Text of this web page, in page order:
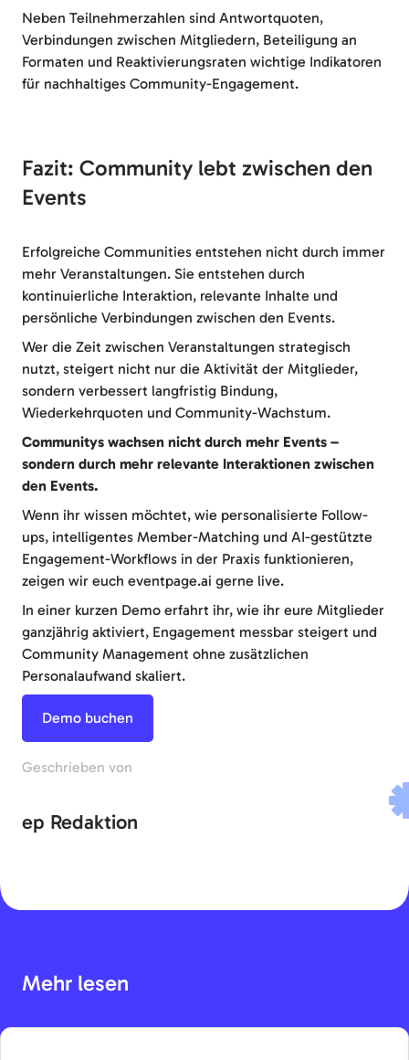
Neben Teilnehmerzahlen sind Antwortquoten,
Verbindungen zwischen Mitgliedern, Beteiligung an
Formaten und Reaktivierungsraten wichtige Indikatoren
für nachhaltiges Community-Engagement.
Fazit: Community lebt zwischen den
Events
Erfolgreiche Communities entstehen nicht durch immer
mehr Veranstaltungen. Sie entstehen durch
kontinuierliche Interaktion, relevante Inhalte und
persönliche Verbindungen zwischen den Events.
Wer die Zeit zwischen Veranstaltungen strategisch
nutzt, steigert nicht nur die Aktivität der Mitglieder,
sondern verbessert langfristig Bindung,
Wiederkehrquoten und Community-Wachstum.
Communitys wachsen nicht durch mehr Events –
sondern durch mehr relevante Interaktionen zwischen
den Events.
Wenn ihr wissen möchtet, wie personalisierte Follow-
ups, intelligentes Member-Matching und AI-gestützte
Engagement-Workflows in der Praxis funktionieren,
zeigen wir euch eventpage.ai gerne live.
In einer kurzen Demo erfahrt ihr, wie ihr eure Mitglieder
ganzjährig aktiviert, Engagement messbar steigert und
Community Management ohne zusätzlichen
Personalaufwand skaliert.
Demo buchen
Geschrieben von
ep Redaktion
Mehr lesen